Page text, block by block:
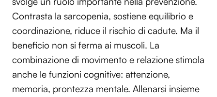
Contrasta la sarcopenia, sostiene equilibrio e
coordinazione, riduce il rischio di cadute. Ma il
beneficio non si ferma ai muscoli. La
combinazione di movimento e relazione stimola
anche le funzioni cognitive: attenzione,
memoria, prontezza mentale. Allenarsi insieme